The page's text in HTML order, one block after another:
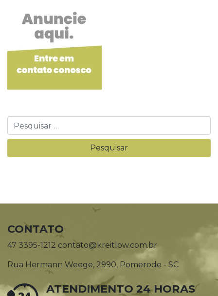
CONTATO
47 3395-1212 contato@kreitlow.com.br
Rua Hermann Weege, 2990, Pomerode - SC
ATENDIMENTO 24 HORAS